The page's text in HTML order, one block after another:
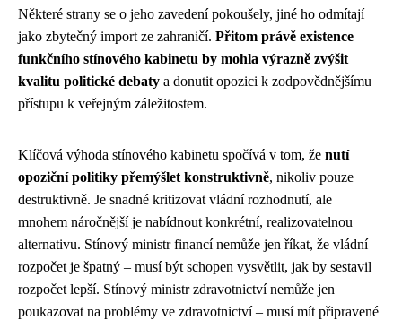
Některé strany se o jeho zavedení pokoušely, jiné ho odmítají
jako zbytečný import ze zahraničí. Přitom právě existence
funkčního stínového kabinetu by mohla výrazně zvýšit
kvalitu politické debaty a donutit opozici k zodpovědnějšímu
přístupu k veřejným záležitostem.
Klíčová výhoda stínového kabinetu spočívá v tom, že nutí
opoziční politiky přemýšlet konstruktivně, nikoliv pouze
destruktivně. Je snadné kritizovat vládní rozhodnutí, ale
mnohem náročnější je nabídnout konkrétní, realizovatelnou
alternativu. Stínový ministr financí nemůže jen říkat, že vládní
rozpočet je špatný – musí být schopen vysvětlit, jak by sestavil
rozpočet lepší. Stínový ministr zdravotnictví nemůže jen
poukazovat na problémy ve zdravotnictví – musí mít připravené